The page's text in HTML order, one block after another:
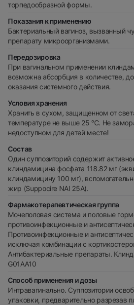
торпедообразной формы.
Показания к применению
Бактериальный вагиноз, вызванный
препарату микроорганизмами.
Передозировка
При вагинальном применении
возможна абсорбция в количестве,
оказания системного действия.
Условия хранения
Хранить в сухом, защищенном от
температуре не выше 25 °С. Не
недоступном для детей месте!
Состав
Один суппозиторий содержит
клиндамицина фосфата 118.82 мг
клиндамицину 100 мг),
жир (Suppocire NAI 25A).
Фармакотерапевтическая группа
Мочеполовая система и половые
противоинфекционные и
Противоинфекционные и
исключая комбинации с
Антибактериальные препараты.
G01AА10
Способ применения и дозы
Интравагинально. Суппозитории
упаковки, предварительно разрезав